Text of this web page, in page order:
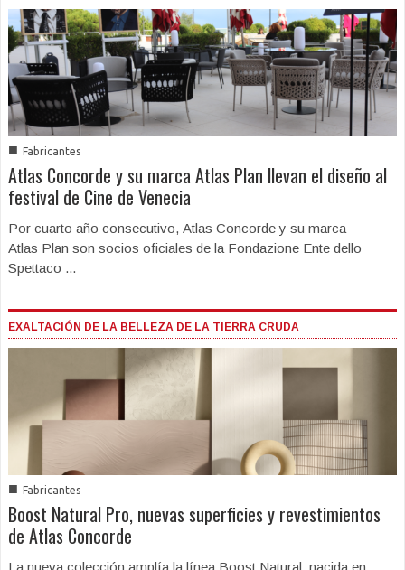
■ Fabricantes
Atlas Concorde y su marca Atlas Plan llevan el diseño al
festival de Cine de Venecia
Por cuarto año consecutivo, Atlas Concorde y su marca
Atlas Plan son socios oficiales de la Fondazione Ente dello
Spettaco ...
EXALTACIÓN DE LA BELLEZA DE LA TIERRA CRUDA
■ Fabricantes
Boost Natural Pro, nuevas superficies y revestimientos
de Atlas Concorde